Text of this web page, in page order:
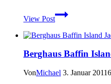
View Post
Garmin
GPSMAP
–
des
?
Berghaus Baffin
VonMichael 3. Januar 2011